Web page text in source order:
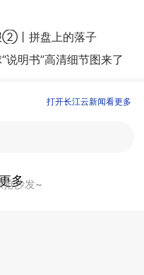
②丨拼盘上的落子
说明书”高清细节图来了
打开长江云新闻看更多
抢沙发~
多